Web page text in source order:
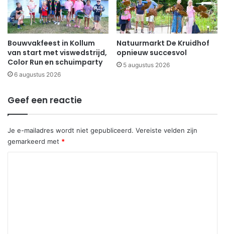
Bouwvakfeest in Kollum
van start met viswedstrijd,
Color Run en schuimparty
6 augustus 2026
Natuurmarkt De Kruidhof
opnieuw succesvol
5 augustus 2026
Geef een reactie
Je e-mailadres wordt niet gepubliceerd. Vereiste velden zijn
gemarkeerd met *